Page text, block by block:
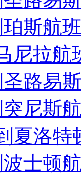
斯航
尼拉航
路易
尼斯
夏洛特
士顿